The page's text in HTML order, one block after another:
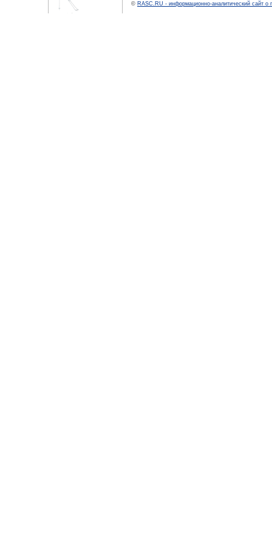
© RASC.RU - информационно-аналитический сайт о